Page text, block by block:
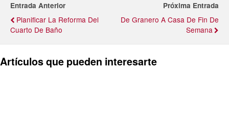
Entrada Anterior
Planificar La Reforma Del
Cuarto De Baño
Próxima Entrada
De Granero A Casa De Fin De
Semana
Artículos que pueden interesarte